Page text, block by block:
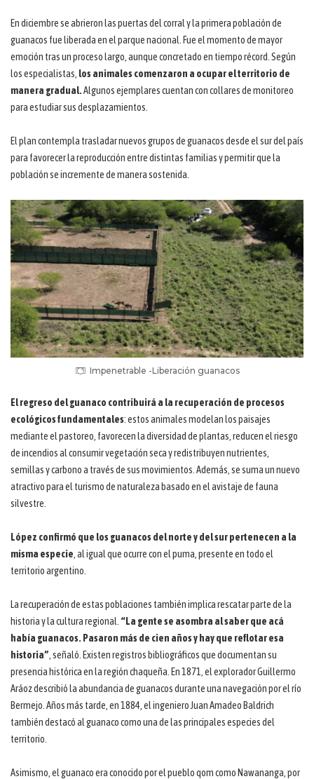
En diciembre se abrieron las puertas del corral y la primera población de
guanacos fue liberada en el parque nacional. Fue el momento de mayor
emoción tras un proceso largo, aunque concretado en tiempo récord. Según
los especialistas, los animales comenzaron a ocupar el territorio de
manera gradual.Algunos ejemplares cuentan con collares de monitoreo
para estudiar sus desplazamientos.
El plan contempla trasladar nuevos grupos de guanacos desde el sur del país
para favorecer la reproducción entre distintas familias y permitir que la
población se incremente de manera sostenida.
Impenetrable -Liberación guanacos
El regreso del guanaco contribuirá a la recuperación de procesos
ecológicos fundamentales: estos animales modelan los paisajes
mediante el pastoreo, favorecen la diversidad de plantas, reducen el riesgo
de incendios al consumir vegetación seca y redistribuyen nutrientes,
semillas y carbono a través de sus movimientos. Además, se suma un nuevo
atractivo para el turismo de naturaleza basado en el avistaje de fauna
silvestre.
López confirmó que los guanacos del norte y del sur pertenecen a la
misma especie , al igual que ocurre con el puma, presente en todo el
territorio argentino.
La recuperación de estas poblaciones también implica rescatar parte de la
historia y la cultura regional. “La gente se asombra al saber que acá
había guanacos. Pasaron más de cien años y hay que reflotar esa
historia” , señaló. Existen registros bibliográficos que documentan su
presencia histórica en la región chaqueña. En 1871, el explorador Guillermo
Aráoz describió la abundancia de guanacos durante una navegación por el río
Bermejo. Años más tarde, en 1884, el ingeniero Juan Amadeo Baldrich
también destacó al guanaco como una de las principales especies del
territorio.
Asimismo, el guanaco era conocido por el pueblo qom como Nawananga, por